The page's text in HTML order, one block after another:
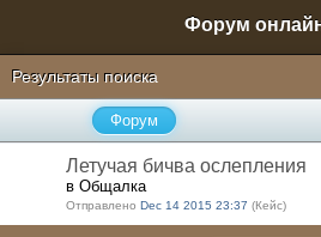
Результаты поиска
Форум
Летучая бичва ослепления
в Общалка
Отправлено Dec 14 2015 23:37 (Кейс)